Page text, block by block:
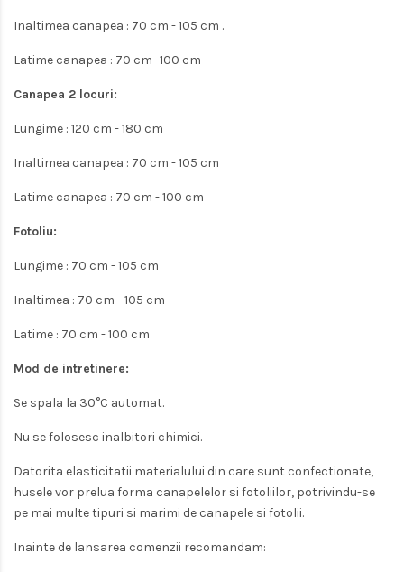
Inaltimea canapea : 70 cm - 105 cm .
Latime canapea : 70 cm -100 cm
Canapea 2 locuri:
Lungime : 120 cm - 180 cm
Inaltimea canapea : 70 cm - 105 cm
Latime canapea : 70 cm - 100 cm
Fotoliu:
Lungime : 70 cm - 105 cm
Inaltimea : 70 cm - 105 cm
Latime : 70 cm - 100 cm
Mod de intretinere:
Se spala la 30°C automat.
Nu se folosesc inalbitori chimici.
Datorita elasticitatii materialului din care sunt confectionate,
husele vor prelua forma canapelelor si fotoliilor, potrivindu-se
pe mai multe tipuri si marimi de canapele si fotolii.
Inainte de lansarea comenzii recomandam: